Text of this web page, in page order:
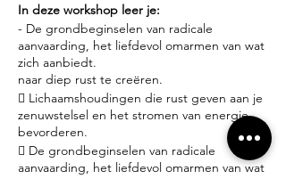
In deze workshop leer je:
- De grondbeginselen van radicale
aanvaarding, het liefdevol omarmen van wat
zich aanbiedt.
naar diep rust te creëren.
 Lichaamshoudingen die rust geven aan je
zenuwstelsel en het stromen van energie
bevorderen.
 De grondbeginselen van radicale
aanvaarding, het liefdevol omarmen van wat